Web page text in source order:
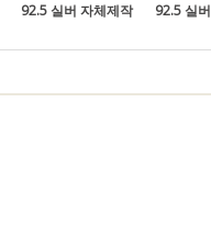
92.5 실버 자체제작 92.5 실버